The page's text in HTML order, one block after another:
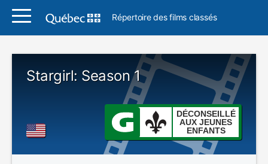
Répertoire des films classés
Stargirl: Season 1
DÉCONSEILLÉ
AUX JEUNES
ENFANTS